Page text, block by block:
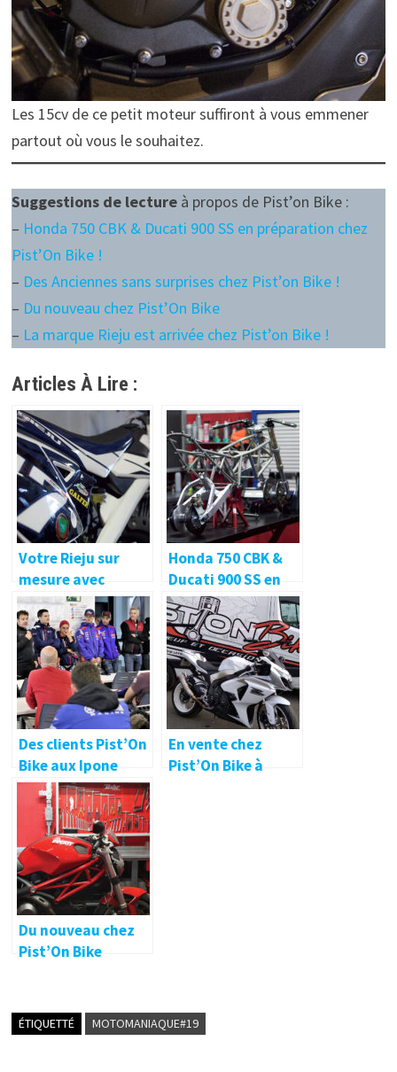
Les 15cv de ce petit moteur suffiront à vous emmener
partout où vous le souhaitez.
Suggestions de lecture à propos de Pist’on Bike :
– Honda 750 CBK & Ducati 900 SS en préparation chez
Pist’On Bike !
– Des Anciennes sans surprises chez Pist’on Bike !
– Du nouveau chez Pist’On Bike
– La marque Rieju est arrivée chez Pist’on Bike !
Articles À Lire :
Votre Rieju sur
mesure avec
Pist’on Bike !
Honda 750 CBK &
Ducati 900 SS en
préparation chez
Pist’On Bike !
Des clients Pist’On
Bike aux Ipone
Days 🔐
En vente chez
Pist’On Bike à
Du nouveau chez
Pist’On Bike
ÉTIQUETTÉ MOTOMANIAQUE#19